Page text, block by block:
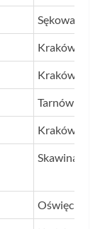
Sękowa
Kraków
Kraków
Tarnów
Kraków
Skawina
Oświęcim